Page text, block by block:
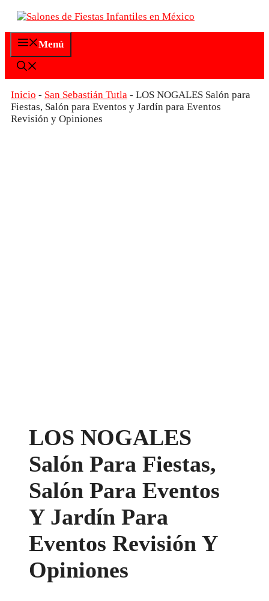
Saltar
contenido
Menú
Inicio - San Sebastián Tutla - LOS NOGALES Salón para
Fiestas, Salón para Eventos y Jardín para Eventos
Revisión y Opiniones
LOS NOGALES
Salón Para Fiestas,
Salón Para Eventos
Y Jardín Para
Eventos Revisión Y
Opiniones